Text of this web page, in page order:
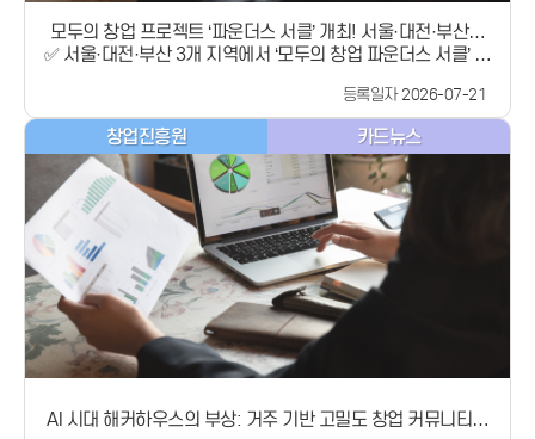
록 지원하는 사업입니다.이 사업은 지난 3월 싱가포르에서 열린
‘AI 커넥트 서밋(Connect Summit)’에서한 유학생이 &#34;해
이 필요하다&#34;고 제안한 것을 계기로 기획되었으며,현장의
목소리를 정책으로 연결한 사례라는 점에서 의미가 있습니다.
중기부는 미국의 실리콘밸리와 뉴욕, 싱가포르, 인도 등 4개 지
역을 중심으로 총 80명의 유망 예비창업가 및 창업가를 선발하
여온·오프라인 멘토링, 맞춤형 보육, 창업활동비 지원 등을 통해
글로벌 창업가로 육성할 계획입니다.또한 프라이머USA 이정희
대표, 오스테오진 테크(Osteogene tech) 오선호 공동설립자,
닷(Dot) 김주윤 대표, 링글(Ringle) 이승훈 대표를 비롯한세계
각 지역의 한인 선배 창업가와 현지 투자사 등이 참여하는 전문
멘토단*을 구성해 해외 창업 경험과 노하우를 공유합니다.* 디
스플레이·에듀테크 등 다양한 분야에서 현지 고객 확보, 매출 창
출 및 해외 투자유치를 경험한 선배 창업가와현지 진출전략 수
립, 사업화 및 투자유치를 전문적으로 지원하는 AC·VC 등으로
제, 시장 동향 등 현지 정보를 제공하고,기술 실증, 사업 파트너
모두의 창업 프로젝트 ‘파운더스 서클’ 개최! 서울·대전·부산에
서 만나요
✅ 서울·대전·부산 3개 지역에서 ‘모두의 창업 파운더스 서클’ 개
·노하우 공유✅ 패널 토크와 소규모 라운드테이블을 통한 창업
고민·시행착오 소통✅ 창업가들이 지속적으로 소통·협력하는
‘모두의 창업 커뮤니티’로 확대중소벤처기업부(장관 직무대행
제1차관 노용석, 이하 중기부)는 선배 창업가들이 &#xff62;모
두의 창업 프로젝트&#xff63; 진출자들과 창업에 대한 깊이 있
는 고민을 나누는 ‘파운더스 서클’을 서울, 대전, 부산 총 3개 지
역에서 개최한다고 밝혔습니다.​-----------------------------
---------------------------------------------------------
-----------「모두의 창업 파운더스 서클」 개요​ · (일시/장소)
부산 7. 22.(수) 14:00~16:30 / KT&amp;G 상상마당 부산서
울 7. 24.(금) 10:00~12:30 / 서울 드림플러스 강남대전 7.
24.(금) 15:30~18:00 / 대전 컨벤션센터· (참 석 자) 선배 창업
가, 모두의 창업 프로젝트 선정자 등· (주요내용) ➊선배 창업가
---------------------------------------------------------
등록일자 2026-07-21
창업진흥원 카드뉴스
AI 시대 해커하우스의 부상: 거주 기반 고밀도 창업 커뮤니티의